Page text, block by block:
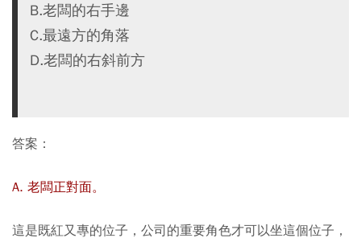
B.老闆的右手邊
C.最遠方的角落
D.老闆的右斜前方
答案：
A. 老闆正對面。
這是既紅又專的位子，公司的重要角色才可以坐這個位子，